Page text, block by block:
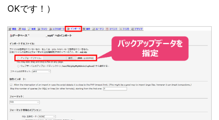
OKです！）